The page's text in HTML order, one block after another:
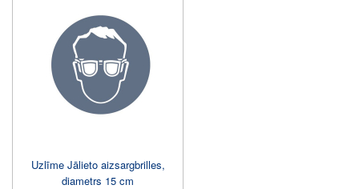
Uzlīme Jālieto aizsargbrilles,
diametrs 15 cm